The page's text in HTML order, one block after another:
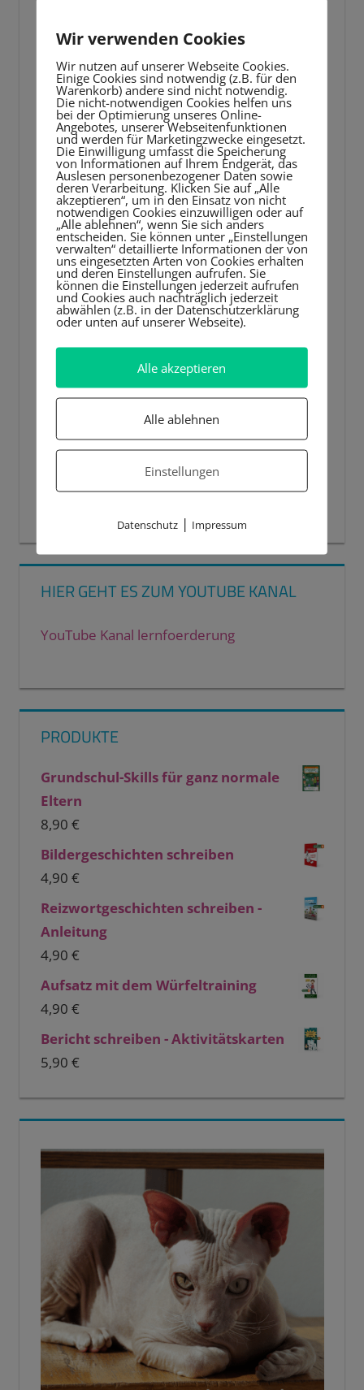
Video-
HIER GEHT ES ZUM YOUTUBE KANAL
YouTube Kanal lernfoerderung
PRODUKTE
Grundschul-Skills für ganz normale
Eltern
8,90 €
Bildergeschichten schreiben
4,90 €
Reizwortgeschichten schreiben -
Anleitung
4,90 €
Aufsatz mit dem Würfeltraining
4,90 €
Bericht schreiben - Aktivitätskarten
5,90 €
Wir verwenden Cookies
Wir nutzen auf unserer Webseite Cookies.
Einige Cookies sind notwendig (z.B. für den
Warenkorb) andere sind nicht notwendig.
Die nicht-notwendigen Cookies helfen uns
bei der Optimierung unseres Online-
Angebotes, unserer Webseitenfunktionen
und werden für Marketingzwecke eingesetzt.
Die Einwilligung umfasst die Speicherung
von Informationen auf Ihrem Endgerät, das
Auslesen personenbezogener Daten sowie
deren Verarbeitung. Klicken Sie auf „Alle
akzeptieren“, um in den Einsatz von nicht
notwendigen Cookies einzuwilligen oder auf
„Alle ablehnen“, wenn Sie sich anders
entscheiden. Sie können unter „Einstellungen
verwalten“ detaillierte Informationen der von
uns eingesetzten Arten von Cookies erhalten
und deren Einstellungen aufrufen. Sie
können die Einstellungen jederzeit aufrufen
und Cookies auch nachträglich jederzeit
abwählen (z.B. in der Datenschutzerklärung
oder unten auf unserer Webseite).
Alle akzeptieren
Alle ablehnen
Einstellungen
Datenschutz| Impressum